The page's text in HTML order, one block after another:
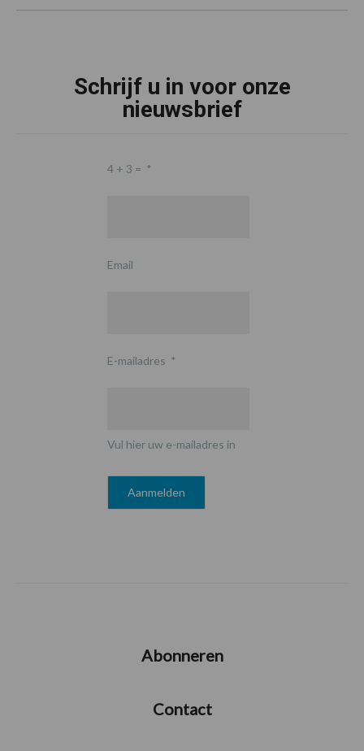
Schrijf u in voor onze
nieuwsbrief
4 + 3 = *
Email
E-mailadres *
Vul hier uw e-mailadres in
Abonneren
Contact